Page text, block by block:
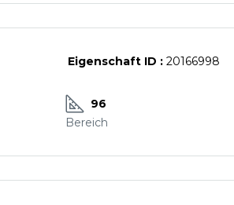
Eigenschaft ID :20166998
96
Bereich